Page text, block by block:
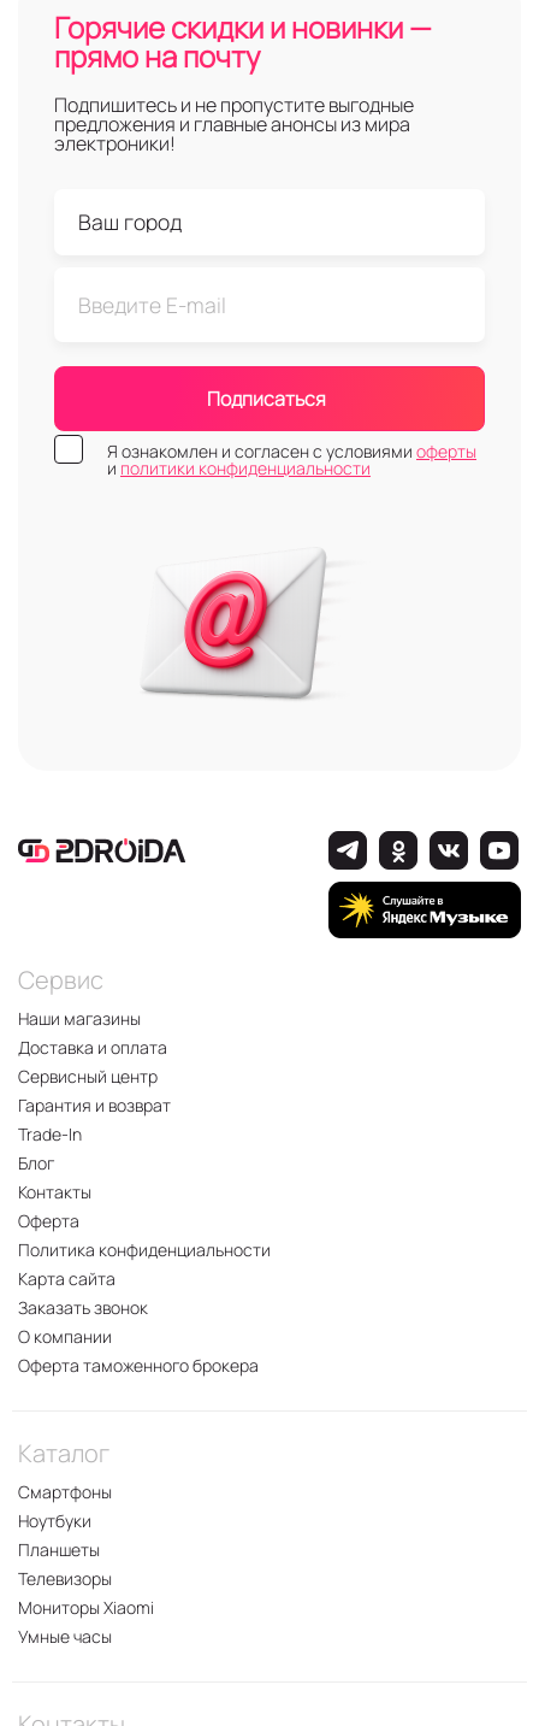
Горячие скидки и новинки —
прямо на почту
Подпишитесь и не пропустите выгодные
предложения и главные анонсы из мира
электроники!
Подписаться
Я ознакомлен и согласен с условиями оферты
и политики конфиденциальности
Сервис
Наши магазины
Доставка и оплата
Сервисный центр
Гарантия и возврат
Trade-In
Блог
Контакты
Оферта
Политика конфиденциальности
Карта сайта
Заказать звонок
О компании
Оферта таможенного брокера
Каталог
Смартфоны
Ноутбуки
Планшеты
Телевизоры
Мониторы Xiaomi
Умные часы